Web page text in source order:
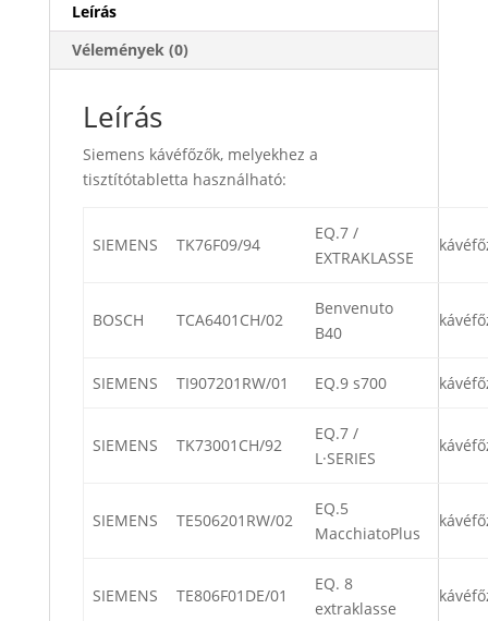
Leírás
Vélemények (0)
Leírás
Siemens kávéfőzők, melyekhez a
tisztítótabletta használható:
SIEMENS TK76F09/94
EQ.7 /
EXTRAKLASSE
BOSCH TCA6401CH/02
Benvenuto
B40
SIEMENS TI907201RW/01 EQ.9 s700
SIEMENS TK73001CH/92
EQ.7 /
L·SERIES
SIEMENS TE506201RW/02
EQ.5
MacchiatoPlus
SIEMENS TE806F01DE/01
EQ. 8
extraklasse